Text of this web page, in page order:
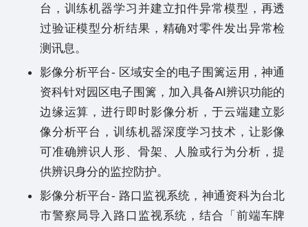
台，训练机器学习并建立扣件异常模型，再透
过验证模型分析结果，精确对零件发出异常检
测讯息。
影像分析平台- 区域安全的电子围篱运用，神通
资科针对园区电子围篱，加入具备AI辨识功能的
边缘运算，进行即时影像分析，于云端建立影
像分析平台，训练机器深度学习技术，让影像
可准确辨识人形、骨架、人脸或行为分析，提
供辨识身分的监控防护。
影像分析平台- 路口监视系统，神通资科为台北
市警察局导入路口监视系统，结合「前端车牌